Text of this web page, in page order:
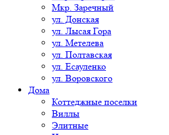
Мкр. Заречный
ул. Донская
ул. Лысая Гора
ул. Метелева
ул. Полтавская
ул. Есауленко
ул. Воровского
Дома
Коттеджные поселки
Виллы
Элитные